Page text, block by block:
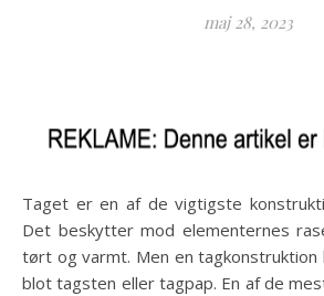
maj 28, 2023
Taget er en af de vigtigste konstruktioner i ethvert hus.
Det beskytter mod elementernes
tørt og varmt. Men en
blot tagsten eller tagpap. En af de